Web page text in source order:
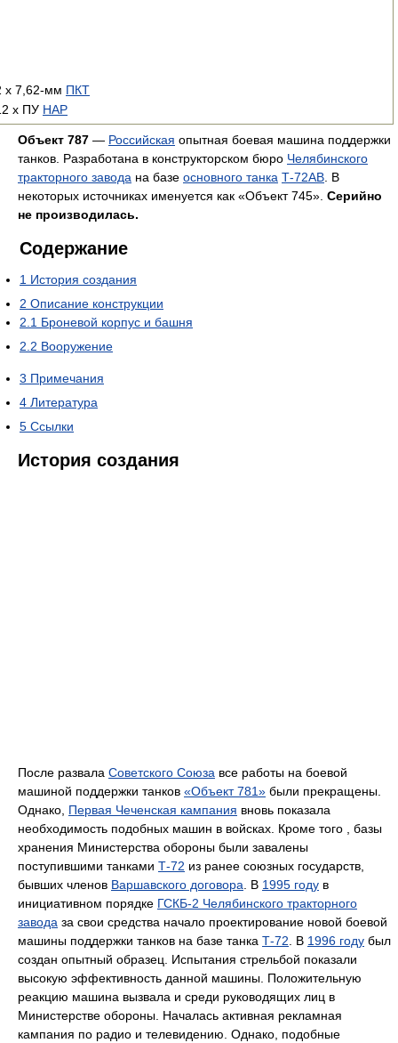
х 7,62-мм ПКТ
х ПУ НАР
Объект 787 — Российская опытная боевая машина поддержки
танков. Разработана в конструкторском бюро Челябинского
тракторного завода на базе основного танка Т-72АВ . В
некоторых источниках именуется как «Объект 745». Серийно
не производилась.
Содержание
1 История создания
2 Описание конструкции
2.1 Броневой корпус и башня
2.2 Вооружение
3 Примечания
4 Литература
5 Ссылки
История создания
После развала Советского Союза все работы на боевой
машиной поддержки танков «Объект 781» были прекращены.
Однако, Первая Чеченская кампания вновь показала
необходимость подобных машин в войсках. Кроме того , базы
хранения Министерства обороны были завалены
поступившими танками Т-72 из ранее союзных государств,
бывших членов Варшавского договора . В 1995 году в
инициативном порядке ГСКБ-2 Челябинского тракторного
завода за свои средства начало проектирование новой боевой
машины поддержки танков на базе танка Т-72 . В 1996 году был
создан опытный образец. Испытания стрельбой показали
высокую эффективность данной машины. Положительную
реакцию машина вызвала и среди руководящих лиц в
Министерстве обороны. Началась активная рекламная
кампания по радио и телевидению. Однако, подобные